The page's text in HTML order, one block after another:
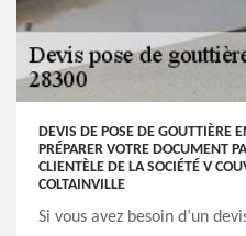
DEVIS DE POSE DE GOUTTIÈRE
PRÉPARER VOTRE DOCUMENT
CLIENTÈLE DE LA SOCIÉTÉ V
COLTAINVILLE
Si vous avez besoin d’un